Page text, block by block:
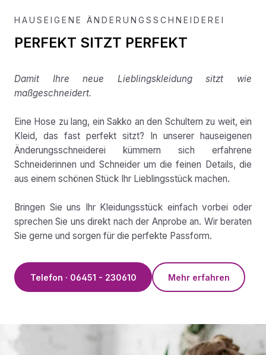
HAUSEIGENE ÄNDERUNGSSCHNEIDEREI
PERFEKT SITZT PERFEKT
Damit Ihre neue Lieblingskleidung sitzt wie
maßgeschneidert.
Eine Hose zu lang, ein Sakko an den Schultern zu weit, ein
Kleid, das fast perfekt sitzt? In unserer hauseigenen
Änderungsschneiderei kümmern sich erfahrene
Schneiderinnen und Schneider um die feinen Details, die
aus einem schönen Stück Ihr Lieblingsstück machen.
Bringen Sie uns Ihr Kleidungsstück einfach vorbei oder
sprechen Sie uns direkt nach der Anprobe an. Wir beraten
Sie gerne und sorgen für die perfekte Passform.
Telefon · 06451 - 230610 Mehr erfahren